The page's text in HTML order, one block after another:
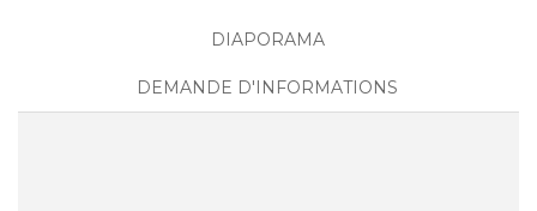
DIAPORAMA
DEMANDE D'INFORMATIONS